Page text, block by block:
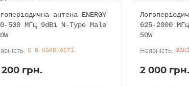
антена ENERGY
500 МГц 9dBi N-Type Male
Є в наявності
200 грн.
625-2000
50W
2 000 грн.